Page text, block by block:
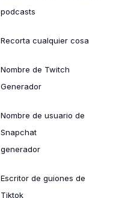
podcasts
Recorta cualquier cosa
Nombre de Twitch
Generador
Nombre de usuario de
Snapchat
generador
Escritor de guiones de
Tiktok